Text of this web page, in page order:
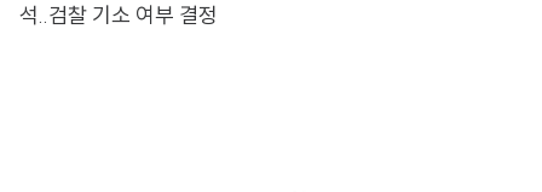
석..검찰 기소 여부 결정